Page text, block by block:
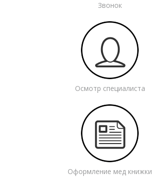
Звонок
Осмотр специалиста
Оформление мед книжки